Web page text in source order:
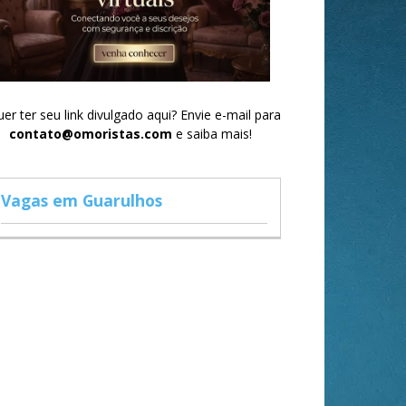
ter seu link divulgado aqui? Envie e-mail para
contato@omoristas.com e saiba mais!
Vagas em Guarulhos